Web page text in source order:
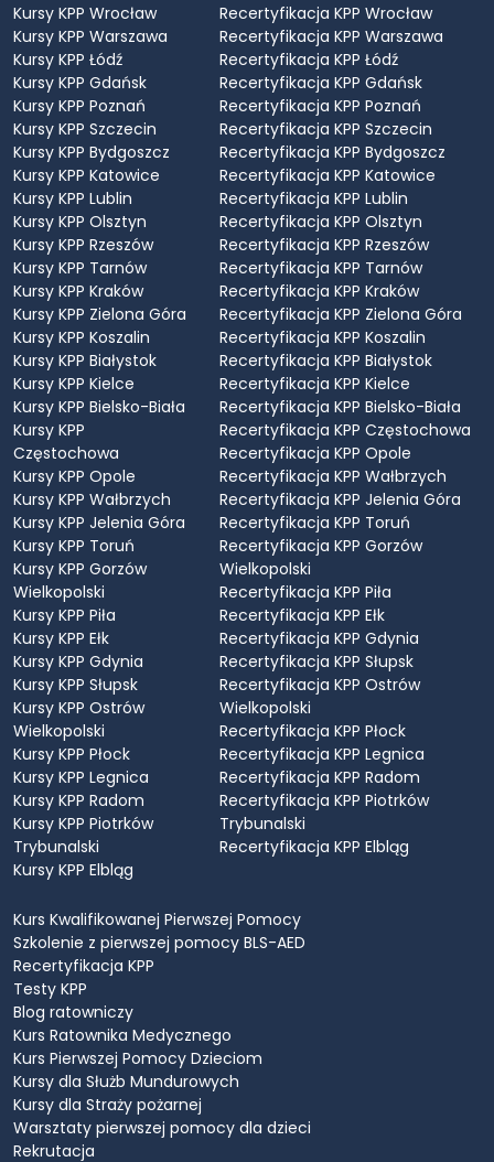
Kursy KPP Wrocław
Kursy KPP Warszawa
Kursy KPP Łódź
Kursy KPP Gdańsk
Kursy KPP Poznań
Kursy KPP Szczecin
Kursy KPP Bydgoszcz
Kursy KPP Katowice
Kursy KPP Lublin
Kursy KPP Olsztyn
Kursy KPP Rzeszów
Kursy KPP Tarnów
Kursy KPP Kraków
Kursy KPP Zielona Góra
Kursy KPP Koszalin
Kursy KPP Białystok
Kursy KPP Kielce
Kursy KPP Bielsko-Biała
Kursy KPP
Częstochowa
Kursy KPP Opole
Kursy KPP Wałbrzych
Kursy KPP Jelenia Góra
Kursy KPP Toruń
Kursy KPP Gorzów
Wielkopolski
Kursy KPP Piła
Kursy KPP Ełk
Kursy KPP Gdynia
Kursy KPP Słupsk
Kursy KPP Ostrów
Wielkopolski
Kursy KPP Płock
Kursy KPP Legnica
Kursy KPP Radom
Kursy KPP Piotrków
Trybunalski
Kursy KPP Elbląg
Recertyfikacja KPP Wrocław
Recertyfikacja KPP Warszawa
Recertyfikacja KPP Łódź
Recertyfikacja KPP Gdańsk
Recertyfikacja KPP Poznań
Recertyfikacja KPP Szczecin
Recertyfikacja KPP Bydgoszcz
Recertyfikacja KPP Katowice
Recertyfikacja KPP Lublin
Recertyfikacja KPP Olsztyn
Recertyfikacja KPP Rzeszów
Recertyfikacja KPP Tarnów
Recertyfikacja KPP Kraków
Recertyfikacja KPP Zielona Góra
Recertyfikacja KPP Koszalin
Recertyfikacja KPP Białystok
Recertyfikacja KPP Kielce
Recertyfikacja KPP Bielsko-Biała
Recertyfikacja KPP Częstochowa
Recertyfikacja KPP Opole
Recertyfikacja KPP Wałbrzych
Recertyfikacja KPP Jelenia Góra
Recertyfikacja KPP Toruń
Recertyfikacja KPP Gorzów
Wielkopolski
Recertyfikacja KPP Piła
Recertyfikacja KPP Ełk
Recertyfikacja KPP Gdynia
Recertyfikacja KPP Słupsk
Recertyfikacja KPP Ostrów
Wielkopolski
Recertyfikacja KPP Płock
Recertyfikacja KPP Legnica
Recertyfikacja KPP Radom
Recertyfikacja KPP Piotrków
Trybunalski
Recertyfikacja KPP Elbląg
Kurs Kwalifikowanej Pierwszej Pomocy
Szkolenie z pierwszej pomocy BLS-AED
Recertyfikacja KPP
Testy KPP
Blog ratowniczy
Kurs Ratownika Medycznego
Kurs Pierwszej Pomocy Dzieciom
Kursy dla Służb Mundurowych
Kursy dla Straży pożarnej
Warsztaty pierwszej pomocy dla dzieci
Rekrutacja